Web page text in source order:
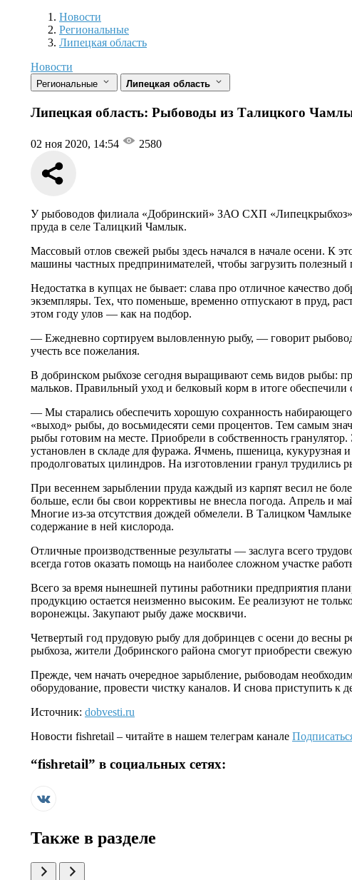
Новости
Разделы
Новости
Региональные
Липецкая область
Новости
Региональные Липецкая область
Липецкая область: Рыбоводы из Талицкого
02 ноя 2020, 14:54 2580
У рыбоводов филиала «Добринский» ЗАО СХП «Липецкрыбхоз»
пруда в селе Талицкий Чамлык.
Массовый отлов свежей рыбы здесь начался в начале осени. К
машины частных предпринимателей, чтобы загрузить полезный
Недостатка в купцах не бывает: слава про отличное качество
экземпляры. Тех, что поменьше, временно отпускают в пруд,
этом году улов — как на подбор.
— Ежедневно сортируем выловленную рыбу, — говорит рыбовод
учесть все пожелания.
В добринском рыбхозе сегодня выращивают семь видов рыбы:
мальков. Правильный уход и белковый корм в итоге обеспечили
— Мы старались обеспечить хорошую сохранность
«выход» рыбы, до восьмидесяти семи процентов. Тем самым
рыбы готовим на месте. Приобрели в собственность
установлен в складе для фуража. Ячмень, пшеница, кукурузная
продолговатых цилиндров. На изготовлении гранул трудились
При весеннем зарыблении пруда каждый из карпят весил не
больше, если бы свои коррективы не внесла погода. Апрель и
Многие из-за отсутствия дождей обмелели. В Талицком
содержание в ней кислорода.
Отличные производственные результаты — заслуга всего
всегда готов оказать помощь на наиболее сложном участке
Всего за время нынешней путины работники предприятия
продукцию остается неизменно высоким. Ее реализуют не
воронежцы. Закупают рыбу даже москвичи.
Четвертый год прудовую рыбу для добринцев с осени до весны
рыбхоза, жители Добринского района смогут приобрести
Прежде, чем начать очередное зарыбление, рыбоводам
оборудование, провести чистку каналов. И снова приступить к
Источник: dobvesti.ru
Новости fishretail – читайте в нашем телеграм канале
“fishretail” в социальных сетях:
Также в разделе